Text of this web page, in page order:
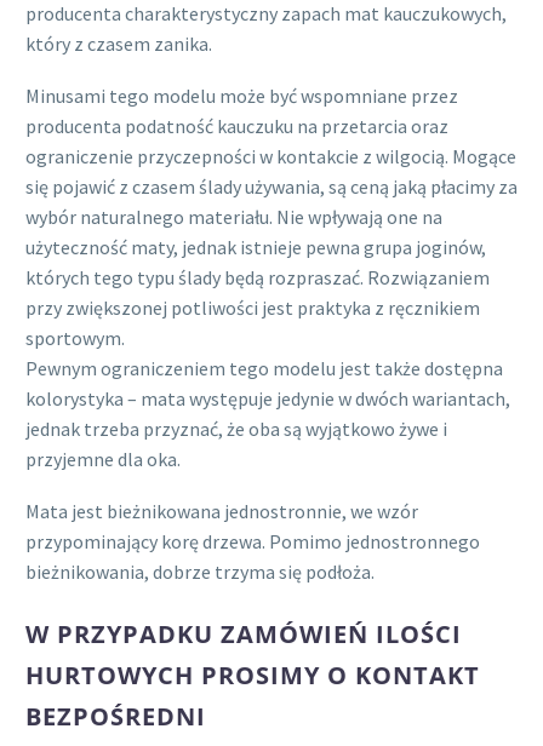
producenta charakterystyczny zapach mat kauczukowych,
który z czasem zanika.
Minusami tego modelu może być wspomniane przez
producenta podatność kauczuku na przetarcia oraz
ograniczenie przyczepności w kontakcie z wilgocią. Mogące
się pojawić z czasem ślady używania, są ceną jaką płacimy za
wybór naturalnego materiału. Nie wpływają one na
użyteczność maty, jednak istnieje pewna grupa joginów,
których tego typu ślady będą rozpraszać. Rozwiązaniem
przy zwiększonej potliwości jest praktyka z ręcznikiem
sportowym.
Pewnym ograniczeniem tego modelu jest także dostępna
kolorystyka – mata występuje jedynie w dwóch wariantach,
jednak trzeba przyznać, że oba są wyjątkowo żywe i
przyjemne dla oka.
Mata jest bieżnikowana jednostronnie, we wzór
przypominający korę drzewa. Pomimo jednostronnego
bieżnikowania, dobrze trzyma się podłoża.
W PRZYPADKU ZAMÓWIEŃ ILOŚCI
HURTOWYCH PROSIMY O KONTAKT
BEZPOŚREDNI